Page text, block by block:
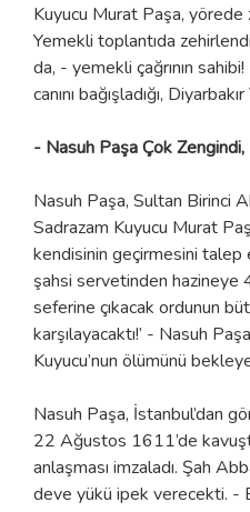
Kuyucu Murat Paşa,
Yemekli toplantıda
da, - yemekli çağrının
canını bağışladığı,
- Nasuh Paşa Çok
Nasuh Paşa, Sultan Birinci
Sadrazam Kuyucu Murat
kendisinin geçirmesini talep
şahsi servetinden hazineye
seferine çıkacak ordunun
karşılayacaktı!’ - Nasuh
Kuyucu’nun ölümünü
Nasuh Paşa, İstanbul’dan
22 Ağustos 1611’de
anlaşması imzaladı. Şah
deve yükü ipek verecekti. -